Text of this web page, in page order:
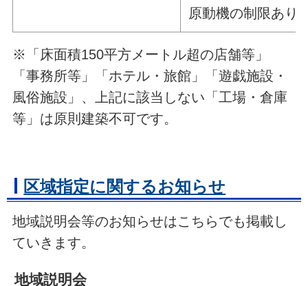
原動機の制限あり
※「床面積150平方メートル超の店舗等」
「事務所等」「ホテル・旅館」「遊戯施設・
風俗施設」、上記に該当しない「工場・倉庫
等」は原則建築不可です。
区域指定に関するお知らせ
地域説明会等のお知らせはこちらでも掲載し
ていきます。
地域説明会